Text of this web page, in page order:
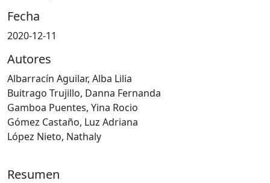
Fecha
2020-12-11
Autores
Albarracín Aguilar, Alba Lilia
Buitrago Trujillo, Danna Fernanda
Gamboa Puentes, Yina Rocio
Gómez Castaño, Luz Adriana
López Nieto, Nathaly
Resumen